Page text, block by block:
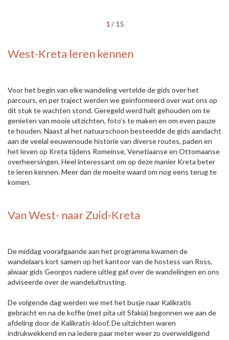
1/15
West-Kreta leren kennen
Voor het begin van elke wandeling vertelde de gids over het
parcours, en per traject werden we geïnformeerd over wat ons op
dit stuk te wachten stond. Geregeld werd halt gehouden om te
genieten van mooie uitzichten, foto’s te maken en om even pauze
te houden. Naast al het natuurschoon besteedde de gids aandacht
aan de veelal eeuwenoude historie van diverse routes, paden en
het leven op Kreta tijdens Romeinse, Venetiaanse en Ottomaanse
overheersingen. Heel interessant om op deze manier Kreta beter
te leren kennen. Meer dan de moeite waard om nog eens terug te
komen.
Van West- naar Zuid-Kreta
De middag voorafgaande aan het programma kwamen de
wandelaars kort samen op het kantoor van de hostess van Ross,
alwaar gids Georgos nadere uitleg gaf over de wandelingen en ons
adviseerde over de wandeluitrusting.
De volgende dag werden we met het busje naar Kalikratis
gebracht en na de koffie (met pita uit Sfakia) begonnen we aan de
afdeling door de Kalikratis-kloof. De uitzichten waren
indrukwekkend en na iedere paar meter weer zo overweldigend